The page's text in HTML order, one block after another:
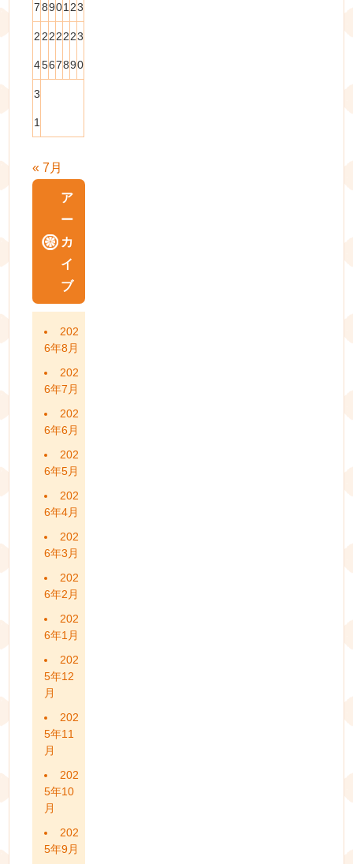
78901 23
2
4
2
5
2
6
2
7
2
8
2
9
3
0
3
1
« 7月
ア
ー
カ
イ
ブ
202
6年8月
202
6年7月
202
6年6月
202
6年5月
202
6年4月
202
6年3月
202
6年2月
202
6年1月
202
5年12
月
202
5年11
月
202
5年10
月
202
5年9月